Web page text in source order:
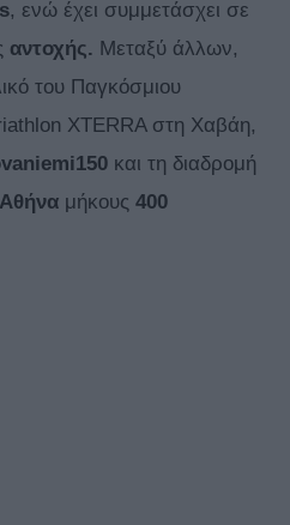
, ενώ έχει συμμετάσχει σε
αντοχής. Μεταξύ άλλων,
του Παγκόσμιου
XTERRA στη Χαβάη,
και τη διαδρομή
Αθήνα μήκους 400